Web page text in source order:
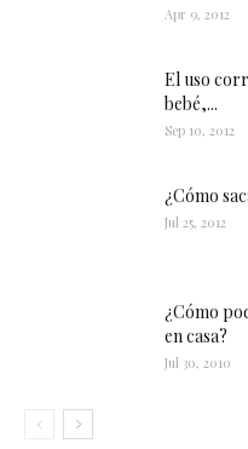
Apr 9, 2012
El uso
bebé,...
Sep 10, 2012
¿Cómo
Jul 25, 2012
¿Cómo
en casa?
Jul 30, 2010